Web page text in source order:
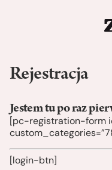
Rejestracja
Jestem tu po raz
[pc-registration-form
[login-btn]